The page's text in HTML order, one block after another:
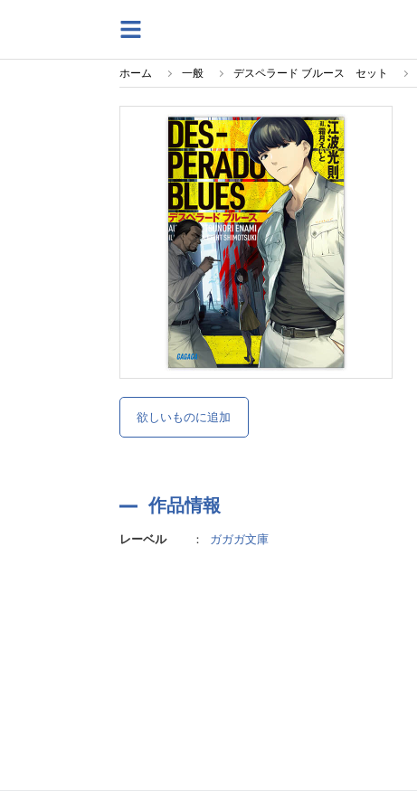
ホーム 一般 デスペラード ブルース セット
欲しいものに追加
作品情報
レーベル ： ガガガ文庫